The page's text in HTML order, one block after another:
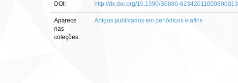
DOI: http://dx.doi.org/10.1590/S0080-62342011000800013
Aparece
nas
coleções:
Artigos publicados em periódicos e afins